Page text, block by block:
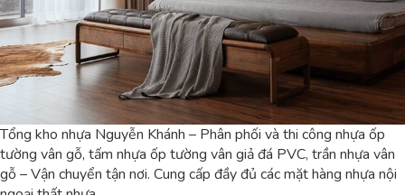
Tổng kho nhựa Nguyễn Khánh – Phân phối và thi công nhựa ốp
tường vân gỗ, tấm nhựa ốp tường vân giả đá PVC, trần nhựa vân
gỗ – Vận chuyển tận nơi. Cung cấp đầy đủ các mặt hàng nhựa nội